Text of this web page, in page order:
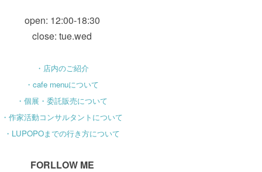
open: 12:00-18:30
close: tue.wed
・店内のご紹介
・cafe menuについて
・個展・委託販売について
・作家活動コンサルタントについて
・LUPOPOまでの行き方について
FORLLOW ME